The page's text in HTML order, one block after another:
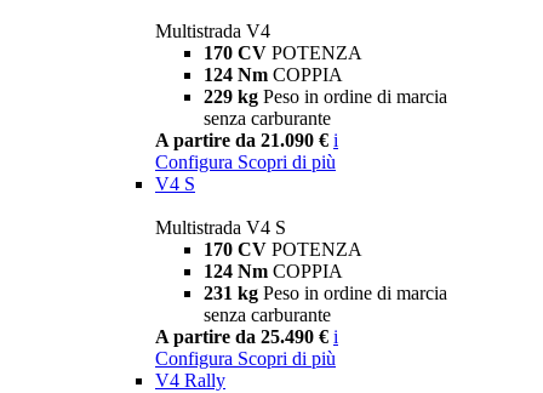
Multistrada V4
170 CV POTENZA
124 Nm COPPIA
229 kg Peso in ordine di marcia
senza carburante
A partire da 21.090 € i
Configura Scopri di più
V4 S
Multistrada V4 S
170 CV POTENZA
124 Nm COPPIA
231 kg Peso in ordine di marcia
senza carburante
A partire da 25.490 € i
Configura Scopri di più
V4 Rally